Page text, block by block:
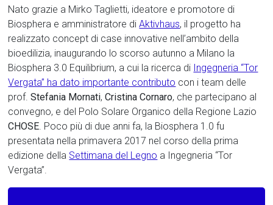
Nato grazie a Mirko Taglietti, ideatore e promotore di
Biosphera e amministratore diAktivhaus, il progetto ha
realizzato concept di case innovative nell’ambito della
bioedilizia, inaugurando lo scorso autunno a Milano la
Biosphera 3.0 Equilibrium, a cui la ricerca di Ingegneria “Tor
Vergata” ha dato importante contributo con i team delle
prof.Stefania Mornati,Cristina Cornaro, che partecipano al
convegno, e del Polo Solare Organico della Regione Lazio
CHOSE. Poco più di due anni fa, la Biosphera 1.0 fu
presentata nella primavera 2017 nel corso della prima
edizione della Settimana del Legno a Ingegneria “Tor
Vergata”.